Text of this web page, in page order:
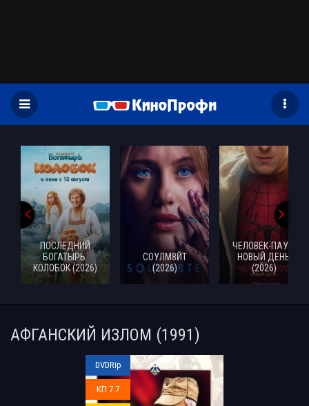
ПОСЛЕДНИЙ
БОГАТЫРЬ.
КОЛОБОК (2026)
СОУЛМ8ЙТ
(2026)
ЧЕЛОВЕК-ПАУК:
НОВЫЙ ДЕНЬ
(2026)
АФГАНСКИЙ ИЗЛОМ (1991)
DVDRip
КП 7.7